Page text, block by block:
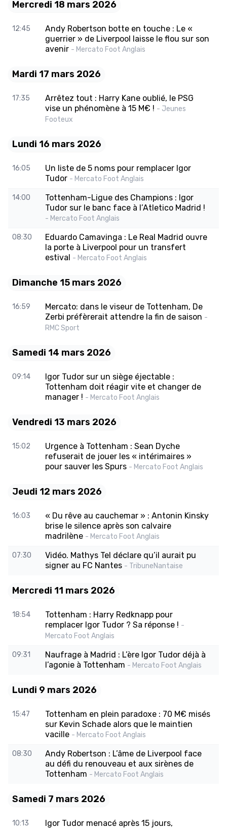
Mercredi 18 mars 2026
12:45
Andy Robertson botte en touche : Le «
guerrier » de Liverpool laisse le flou sur son
avenir - Mercato Foot Anglais
Mardi 17 mars 2026
17:35
Arrêtez tout : Harry Kane oublié, le PSG
vise un phénomène à 15 M€ ! - Jeunes
Footeux
Lundi 16 mars 2026
16:05
Un liste de 5 noms pour remplacer Igor
Tudor - Mercato Foot Anglais
14:00
Tottenham-Ligue des Champions : Igor
Tudor sur le banc face à l’Atletico Madrid !
- Mercato Foot Anglais
08:30
Eduardo Camavinga : Le Real Madrid ouvre
la porte à Liverpool pour un transfert
estival - Mercato Foot Anglais
Dimanche 15 mars 2026
16:59
Mercato: dans le viseur de Tottenham, De
Zerbi préfèrerait attendre la fin de saison -
RMC Sport
Samedi 14 mars 2026
09:14
Igor Tudor sur un siège éjectable :
Tottenham doit réagir vite et changer de
manager ! - Mercato Foot Anglais
Vendredi 13 mars 2026
15:02
Urgence à Tottenham : Sean Dyche
refuserait de jouer les « intérimaires »
pour sauver les Spurs - Mercato Foot Anglais
Jeudi 12 mars 2026
16:03
« Du rêve au cauchemar » : Antonin Kinsky
brise le silence après son calvaire
madrilène - Mercato Foot Anglais
07:30
Vidéo. Mathys Tel déclare qu’il aurait pu
signer au FC Nantes - TribuneNantaise
Mercredi 11 mars 2026
18:54
Tottenham : Harry Redknapp pour
remplacer Igor Tudor ? Sa réponse ! -
Mercato Foot Anglais
09:31
Naufrage à Madrid : L’ère Igor Tudor déjà à
l’agonie à Tottenham - Mercato Foot Anglais
Lundi 9 mars 2026
15:47
Tottenham en plein paradoxe : 70 M€ misés
sur Kevin Schade alors que le maintien
vacille - Mercato Foot Anglais
08:30
Andy Robertson : L’âme de Liverpool face
au défi du renouveau et aux sirènes de
Tottenham - Mercato Foot Anglais
Samedi 7 mars 2026
10:13
Igor Tudor menacé après 15 jours,